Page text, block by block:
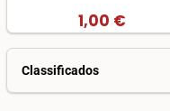
1,00 €
Classificados